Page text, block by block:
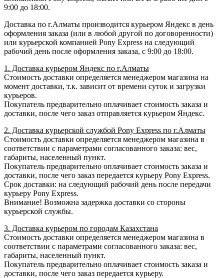
9:00 до 18:00.
Доставка по г.Алматы производится курьером Яндекс в день
оформления заказа (или в любой другой по договоренности)
или курьерской компанией Pony Express на следующий
рабочий день после оформления заказа, с 9:00 до 18:00.
1. Доставка курьером Яндекс по г.Алматы
Стоимость доставки определяется менеджером магазина на
момент доставки, т.к. зависит от времени суток и загрузки
курьеров.
Покупатель предварительно оплачивает стоимость заказа и
доставки, после чего заказ отправляется курьером Яндекс.
2. Доставка курьерской службой Pony Express по г.Алматы
Стоимость доставки определяется менеджером магазина в
соответствии с параметрами согласованного заказа: вес,
габариты, населенный пункт.
Покупатель предварительно оплачивает стоимость заказа и
доставки, после чего заказ передается курьеру Pony Express.
Срок доставки: на следующий рабочий день после передачи
курьеру Pony Express.
Внимание! Возможна задержка доставки со стороны
курьерской службы.
3. Доставка курьером по городам Казахстана
Стоимость доставки определяется менеджером магазина в
соответствии с параметрами согласованного заказа: вес,
габариты, населенный пункт.
Покупатель предварительно оплачивает стоимость заказа и
доставки, после чего заказ передается курьеру.